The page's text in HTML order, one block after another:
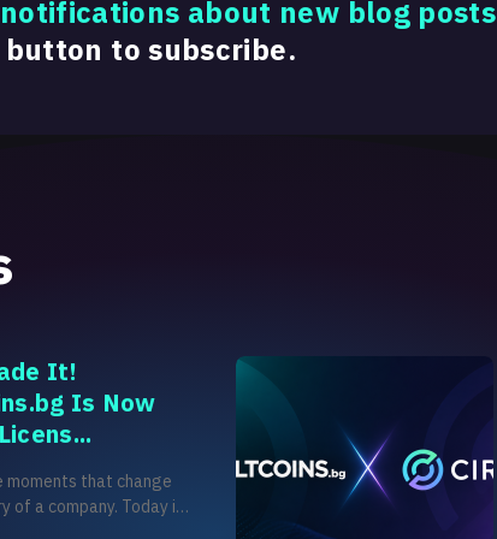
notifications about new blog posts
to subscribe.
It!
Is Now
moments that change
of a company. Today is